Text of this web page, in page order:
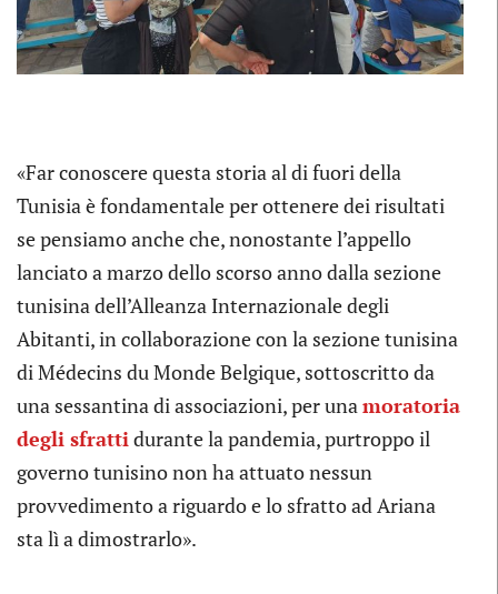
«Far conoscere questa storia al di fuori della
Tunisia è fondamentale per ottenere dei risultati
se pensiamo anche che, nonostante l’appello
lanciato a marzo dello scorso anno dalla sezione
tunisina dell’Alleanza Internazionale degli
Abitanti, in collaborazione con la sezione tunisina
di Médecins du Monde Belgique, sottoscritto da
una sessantina di associazioni, per unamoratoria
degli sfrattidurante la pandemia, purtroppo il
governo tunisino non ha attuato nessun
provvedimento a riguardo e lo sfratto ad Ariana
sta lì a dimostrarlo».